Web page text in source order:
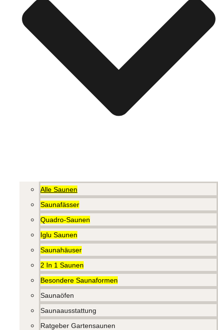
Alle Saunen
Saunafässer
Quadro-Saunen
Iglu Saunen
Saunahäuser
2 In 1 Saunen
Besondere Saunaformen
Saunaöfen
Saunaausstattung
Ratgeber Gartensaunen